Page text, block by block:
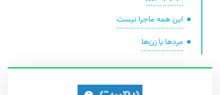
این همه ماجرا نیست
مردها یا زن‌ها